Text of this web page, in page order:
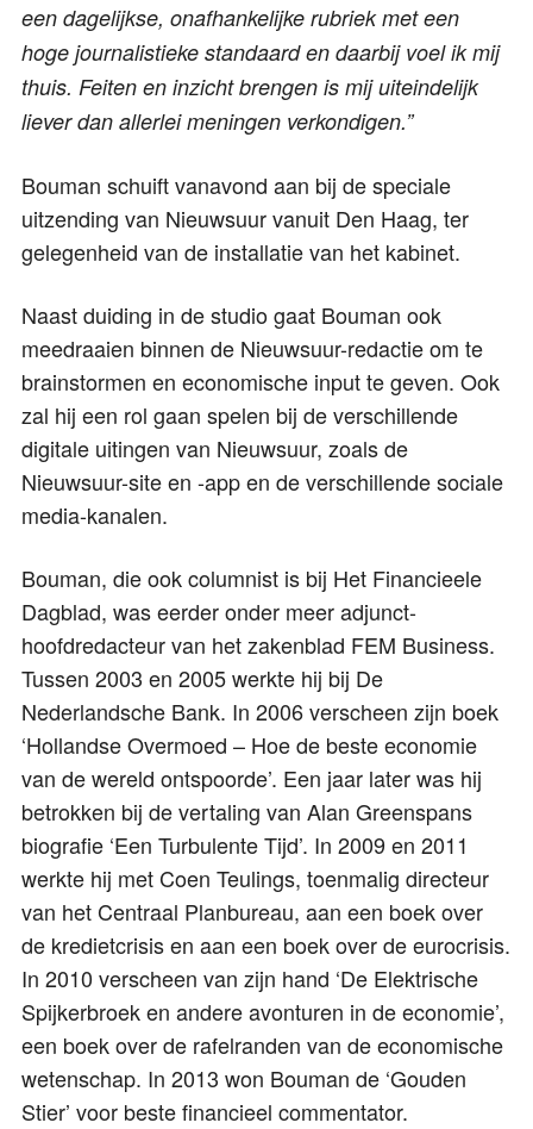
een dagelijkse, onafhankelijke rubriek met een
hoge journalistieke standaard en daarbij voel ik mij
thuis. Feiten en inzicht brengen is mij uiteindelijk
liever dan allerlei meningen verkondigen.”
Bouman schuift vanavond aan bij de speciale
uitzending van Nieuwsuur vanuit Den Haag, ter
gelegenheid van de installatie van het kabinet.
Naast duiding in de studio gaat Bouman ook
meedraaien binnen de Nieuwsuur-redactie om te
brainstormen en economische input te geven. Ook
zal hij een rol gaan spelen bij de verschillende
digitale uitingen van Nieuwsuur, zoals de
Nieuwsuur-site en -app en de verschillende sociale
media-kanalen.
Bouman, die ook columnist is bij Het Financieele
Dagblad, was eerder onder meer adjunct-
hoofdredacteur van het zakenblad FEM Business.
Tussen 2003 en 2005 werkte hij bij De
Nederlandsche Bank. In 2006 verscheen zijn boek
‘Hollandse Overmoed – Hoe de beste economie
van de wereld ontspoorde’. Een jaar later was hij
betrokken bij de vertaling van Alan Greenspans
biografie ‘Een Turbulente Tijd’. In 2009 en 2011
werkte hij met Coen Teulings, toenmalig directeur
van het Centraal Planbureau, aan een boek over
de kredietcrisis en aan een boek over de eurocrisis.
In 2010 verscheen van zijn hand ‘De Elektrische
Spijkerbroek en andere avonturen in de economie’,
een boek over de rafelranden van de economische
wetenschap. In 2013 won Bouman de ‘Gouden
Stier’ voor beste financieel commentator.